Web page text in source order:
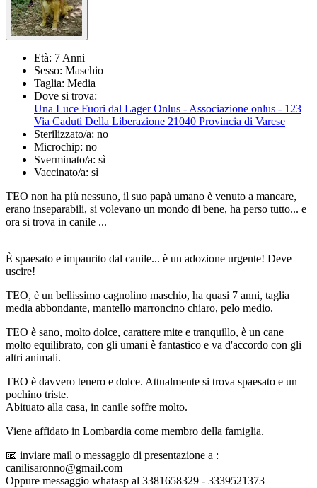
Età: 7 Anni
Sesso: Maschio
Taglia: Media
Dove si trova:
Una Luce Fuori dal Lager Onlus - Associazione onlus - 123
Via Caduti Della Liberazione 21040 Provincia di Varese
Sterilizzato/a: no
Microchip: no
Sverminato/a: sì
Vaccinato/a: sì
TEO non ha più nessuno, il suo papà umano è venuto a mancare,
erano inseparabili, si volevano un mondo di bene, ha perso tutto... e
ora si trova in canile ...
È spaesato e impaurito dal canile... è un adozione urgente! Deve
uscire!
TEO, è un bellissimo cagnolino maschio, ha quasi 7 anni, taglia
media abbondante, mantello marroncino chiaro, pelo medio.
TEO è sano, molto dolce, carattere mite e tranquillo, è un cane
molto equilibrato, con gli umani è fantastico e va d'accordo con gli
altri animali.
TEO è davvero tenero e dolce. Attualmente si trova spaesato e un
pochino triste.
Abituato alla casa, in canile soffre molto.
Viene affidato in Lombardia come membro della famiglia.
📧 inviare mail o messaggio di presentazione a :
canilisaronno@gmail.com
Oppure messaggio whatasp al 3381658329 - 3339521373